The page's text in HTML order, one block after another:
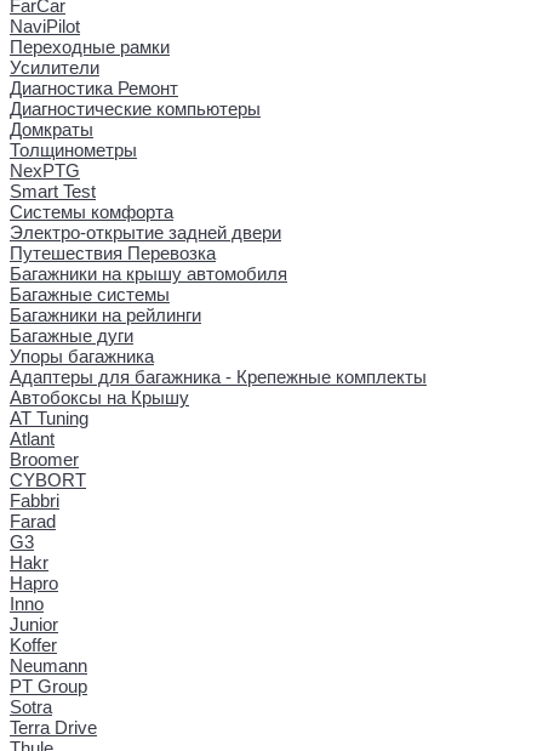
FarCar
NaviPilot
Переходные рамки
Усилители
Диагностика Ремонт
Диагностические компьютеры
Домкраты
Толщинометры
NexPTG
Smart Test
Системы комфорта
Электро-открытие задней двери
Путешествия Перевозка
Багажники на крышу автомобиля
Багажные системы
Багажники на рейлинги
Багажные дуги
Упоры багажника
Адаптеры для багажника - Крепежные комплекты
Автобоксы на Крышу
AT Tuning
Atlant
Broomer
CYBORT
Fabbri
Farad
G3
Hakr
Hapro
Inno
Junior
Koffer
Neumann
PT Group
Sotra
Terra Drive